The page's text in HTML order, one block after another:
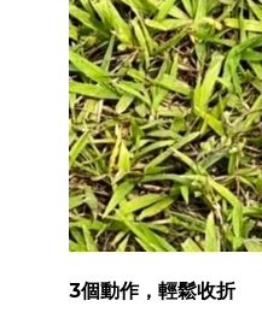
3個動作，輕鬆收折